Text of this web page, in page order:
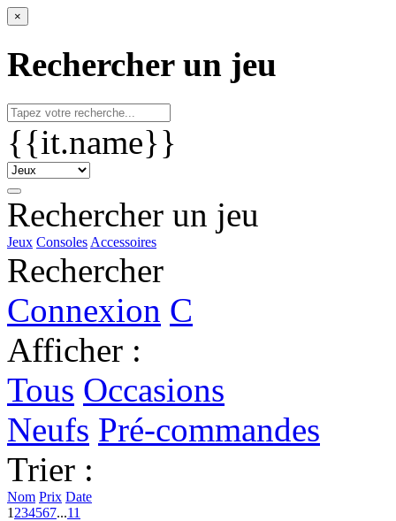
×
Rechercher un jeu
{{it.name}}
Rechercher un jeu
Jeux Consoles Accessoires
Rechercher
Connexion C
Afficher :
Tous Occasions
Neufs Pré-commandes
Trier :
Nom Prix Date
1 234567...11